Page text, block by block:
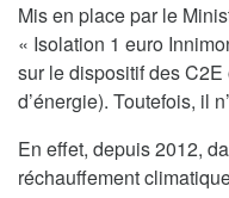
Mis en place par le
« Isolation 1 euro
sur le dispositif des
d’énergie). Toutefois, il
En effet, depuis 2012,
réchauffement